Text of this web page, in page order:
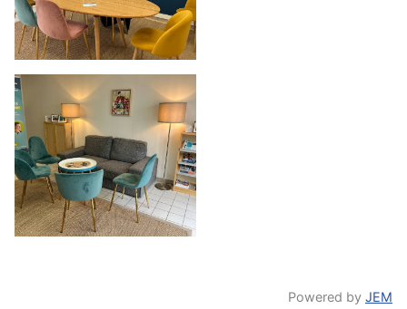
Powered by JEM